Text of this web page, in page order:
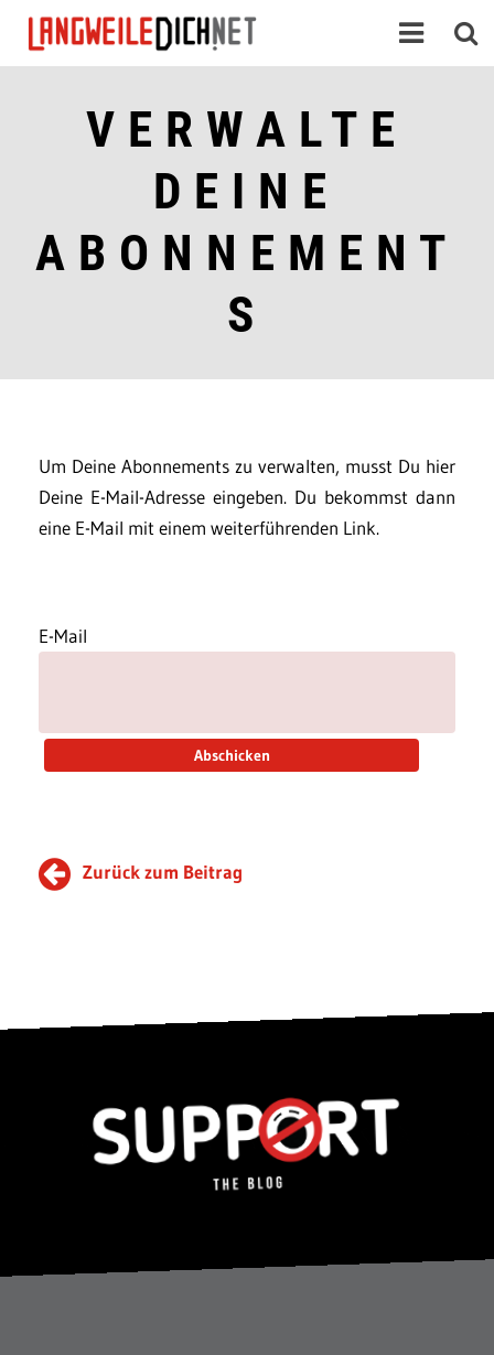
VERWALTE
DEINE
ABONNEMENT
S
Um Deine Abonnements zu verwalten, musst Du hier
Deine E-Mail-Adresse eingeben. Du bekommst dann
eine E-Mail mit einem weiterführenden Link.
E-Mail
Zurück zum Beitrag